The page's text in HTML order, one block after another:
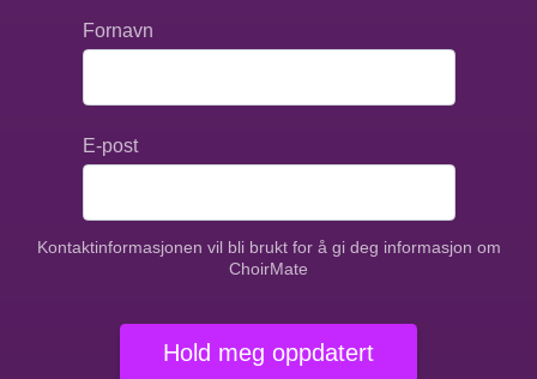
Fornavn
E-post
Kontaktinformasjonen vil bli brukt for å gi deg informasjon om
ChoirMate
Hold meg oppdatert